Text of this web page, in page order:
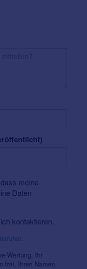
meine
Daten
kontaktieren.
.
Wertung, Ihr
frei, Ihren Namen